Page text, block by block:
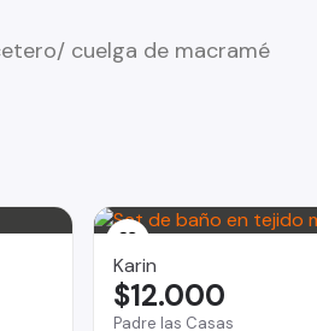
cuelga de macramé
Karin
Padre las Casas
$12.000